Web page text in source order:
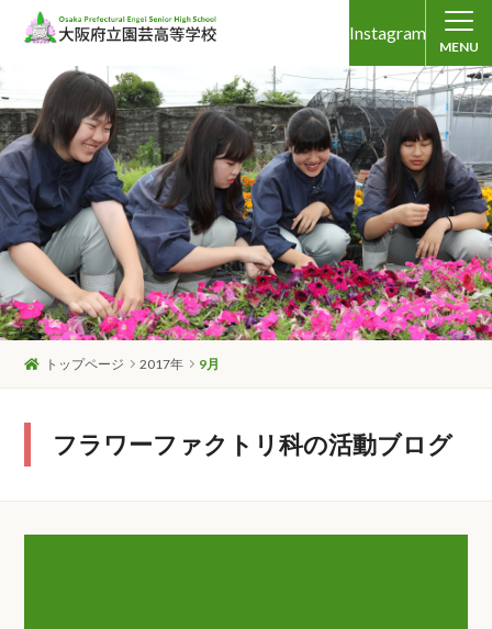
Instagram
MENU
トップページ 2017年 9月
フラワーファクトリ科の活動ブログ